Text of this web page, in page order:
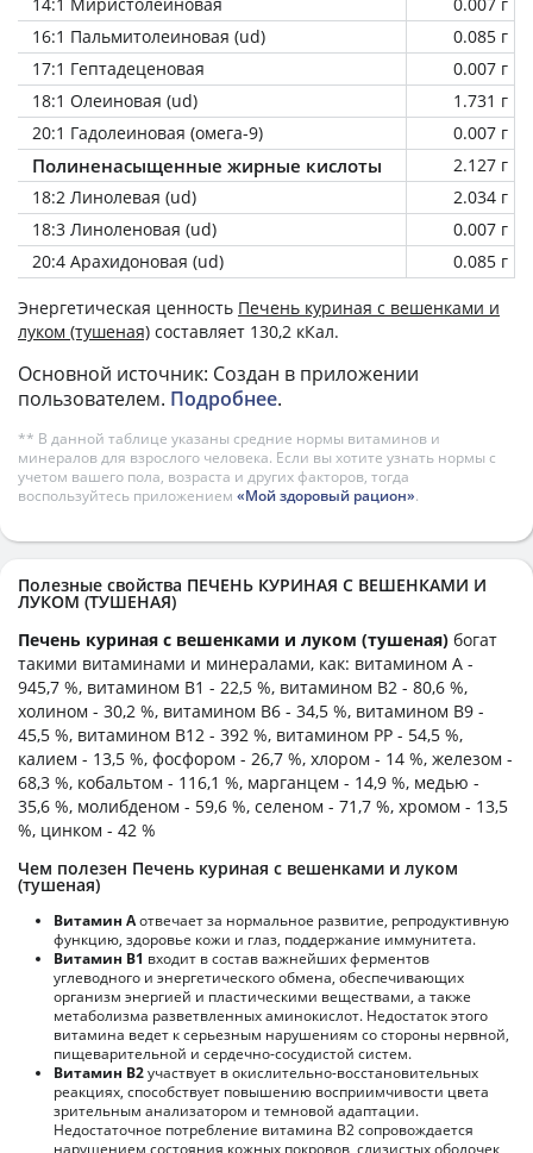
16:1 Пальмитолеиновая (ud)
0.085 г
17:1 Гептадеценовая
0.007 г
18:1 Олеиновая (ud)
1.731 г
20:1 Гадолеиновая (омега-9)
0.007 г
Полиненасыщенные жирные кислоты
2.127 г
18:2 Линолевая (ud)
2.034 г
18:3 Линоленовая (ud)
0.007 г
20:4 Арахидоновая (ud)
0.085 г
Энергетическая ценность Печень куриная с вешенками и
луком (тушеная) составляет 130,2 кКал.
Основной источник: Создан в приложении
пользователем. Подробнее.
** В данной таблице указаны средние нормы витаминов и
минералов для взрослого человека. Если вы хотите узнать нормы с
учетом вашего пола, возраста и других факторов, тогда
воспользуйтесь приложением «Мой здоровый рацион».
Полезные свойства ПЕЧЕНЬ КУРИНАЯ С ВЕШЕНКАМИ И
ЛУКОМ (ТУШЕНАЯ)
Печень куриная с вешенками и луком (тушеная) богат
такими витаминами и минералами, как: витамином А -
945,7 %, витамином B1 - 22,5 %, витамином B2 - 80,6 %,
холином - 30,2 %, витамином B6 - 34,5 %, витамином B9 -
45,5 %, витамином B12 - 392 %, витамином PP - 54,5 %,
калием - 13,5 %, фосфором - 26,7 %, хлором - 14 %, железом -
68,3 %, кобальтом - 116,1 %, марганцем - 14,9 %, медью -
35,6 %, молибденом - 59,6 %, селеном - 71,7 %, хромом - 13,5
%, цинком - 42 %
Чем полезен Печень куриная с вешенками и луком
(тушеная)
Витамин Аотвечает за нормальное развитие, репродуктивную
функцию, здоровье кожи и глаз, поддержание иммунитета.
Витамин В1 входит в состав важнейших ферментов
углеводного и энергетического обмена, обеспечивающих
организм энергией и пластическими веществами, а также
метаболизма разветвленных аминокислот. Недостаток этого
витамина ведет к серьезным нарушениям со стороны нервной,
пищеварительной и сердечно-сосудистой систем.
Витамин В2участвует в окислительно-восстановительных
реакциях, способствует повышению восприимчивости цвета
зрительным анализатором и темновой адаптации.
Недостаточное потребление витамина В2 сопровождается
нарушением состояния кожных покровов, слизистых оболочек,